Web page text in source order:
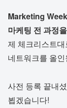
Marketing
마케팅 전 과정
제 체크리스트대
네트워크를 올
사전 등록 끝내
뵙겠습니다!